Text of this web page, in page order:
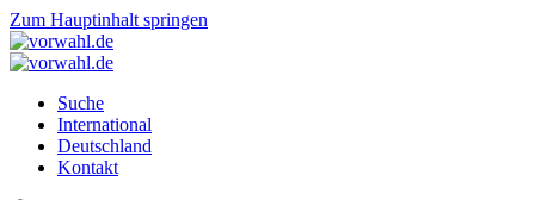
Zum Hauptinhalt springen
Suche
International
Deutschland
Kontakt